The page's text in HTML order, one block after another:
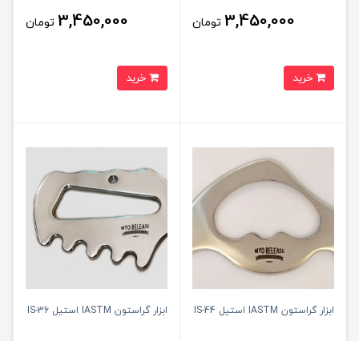
3,450,000 تومان 3,450,000 تومان
ابزار گراستون IASTM استیل IS-44 ابزار گراستون IASTM استیل IS-36